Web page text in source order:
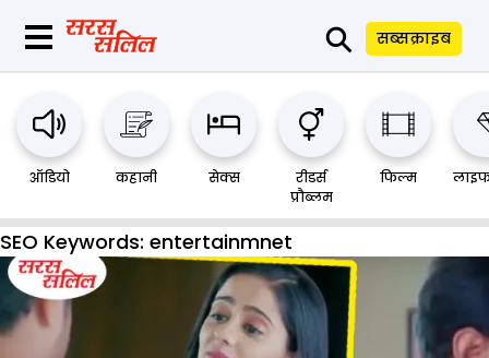
⚲ सब्सक्राइब
ऑडियो कहानी सेक्स
रीडर्स
प्रौब्लम
फिल्म
SEO Keywords: entertainmnet